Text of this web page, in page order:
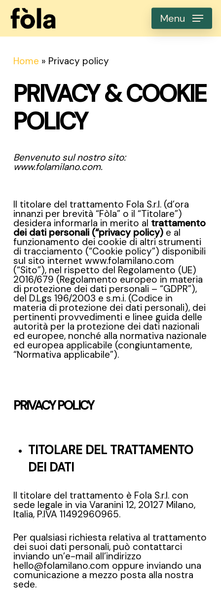
main
content
Menu
Home » Privacy policy
PRIVACY & COOKIE
POLICY
Benvenuto sul nostro sito:
www.folamilano.com.
Il titolare del trattamento Fola S.r.l. (d’ora
innanzi per brevità “Fòla” o il “Titolare”)
desidera informarla in merito al trattamento
dei dati personali (“privacy policy) e al
funzionamento dei cookie di altri strumenti
di tracciamento (“Cookie policy”) disponibili
sul sito internet www.folamilano.com
(“Sito”), nel rispetto del Regolamento (UE)
2016/679 (Regolamento europeo in materia
di protezione dei dati personali – “GDPR”),
del D.Lgs 196/2003 e s.m.i. (Codice in
materia di protezione dei dati personali), dei
pertinenti provvedimenti e linee guida delle
autorità per la protezione dei dati nazionali
ed europee, nonché alla normativa nazionale
ed europea applicabile (congiuntamente,
“Normativa applicabile”).
PRIVACY POLICY
TITOLARE DEL TRATTAMENTO
DEI DATI
Il titolare del trattamento è Fola S.r.l. con
sede legale in via Varanini 12, 20127 Milano,
Italia, P.IVA 11492960965.
Per qualsiasi richiesta relativa al trattamento
dei suoi dati personali, può contattarci
inviando un’e-mail all’indirizzo
hello@folamilano.com oppure inviando una
comunicazione a mezzo posta alla nostra
sede.